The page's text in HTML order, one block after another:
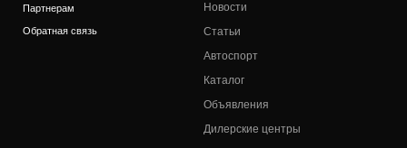
Партнерам
Обратная связь
Новости
Статьи
Автоспорт
Каталог
Объявления
Дилерские центры